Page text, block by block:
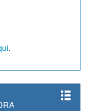
.
FIORELLI